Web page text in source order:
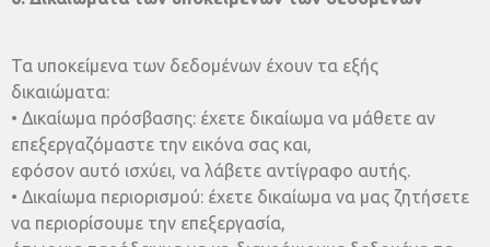
Τα υποκείμενα των δεδομένων έχουν τα εξής
δικαιώματα:
• Δικαίωμα πρόσβασης: έχετε δικαίωμα να μάθετε αν
επεξεργαζόμαστε την εικόνα σας και,
εφόσον αυτό ισχύει, να λάβετε αντίγραφο αυτής.
• Δικαίωμα περιορισμού: έχετε δικαίωμα να μας ζητήσετε
να περιορίσουμε την επεξεργασία,